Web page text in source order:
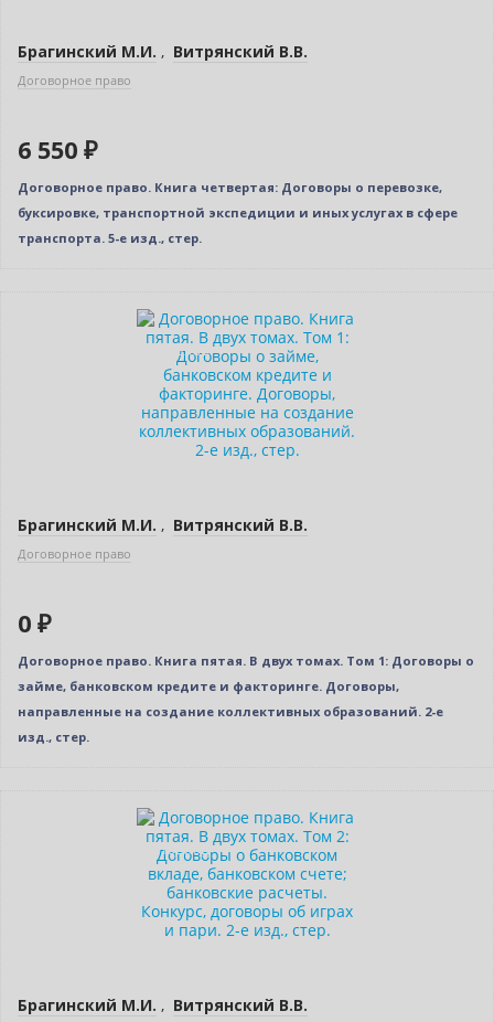
Брагинский М.И. , Витрянский В.В.
Договорное право
6 550 ₽
Договорное право. Книга четвертая: Договоры о перевозке,
буксировке, транспортной экспедиции и иных услугах в сфере
транспорта. 5-е изд., стер.
Индивидуальный подход
Брагинский М.И. , Витрянский В.В.
Договорное право
0 ₽
Договорное право. Книга пятая. В двух томах. Том 1: Договоры о
займе, банковском кредите и факторинге. Договоры,
направленные на создание коллективных образований. 2-е
изд., стер.
Индивидуальный подход
Брагинский М.И. , Витрянский В.В.